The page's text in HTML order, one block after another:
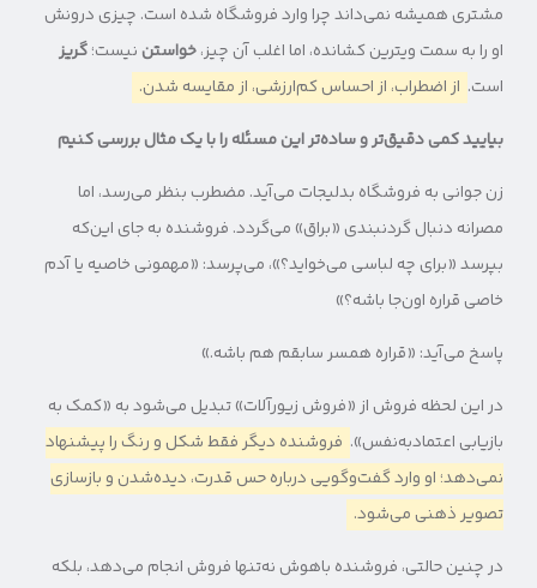
مشتری همیشه نمی‌داند چرا وارد فروشگاه شده است. چیزی درونش
او را به سمت ویترین کشانده، اما اغلب آن چیز،خواستننیست؛گریز
است. از اضطراب، از احساس کم‌ارزشی، از مقایسه شدن.
بیایید کمی دقیق‌تر و ساده‌تر این مسئله را با یک مثال بررسی کنیم
زن جوانی به فروشگاه بدلیجات می‌آید. مضطرب بنظر می‌رسد، اما
مصرانه دنبال گردنبندی «براق» می‌گردد. فروشنده به جای این‌که
بپرسد «برای چه لباسی می‌خواید؟»، می‌پرسد: «مهمونی خاصیه یا آدم
خاصی قراره اون‌جا باشه؟»
پاسخ می‌آید: «قراره همسر سابقم هم باشه.»
در این لحظه فروش از «فروش زیورآلات» تبدیل می‌شود به «کمک به
بازیابی اعتمادبه‌نفس». فروشنده دیگر فقط شکل و رنگ را پیشنهاد
نمی‌دهد؛ او وارد گفت‌وگویی درباره حس قدرت، دیده‌شدن و بازسازی
تصویر ذهنی می‌شود.
در چنین حالتی، فروشنده باهوش نه‌تنها فروش انجام می‌دهد، بلکه